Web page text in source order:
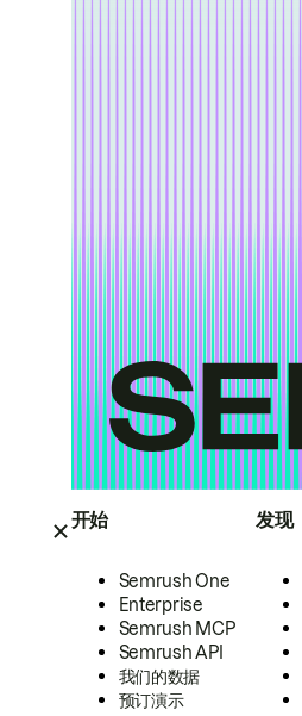
开始
Semrush One
Enterprise
Semrush MCP
Semrush API
我们的数据
预订演示
发现